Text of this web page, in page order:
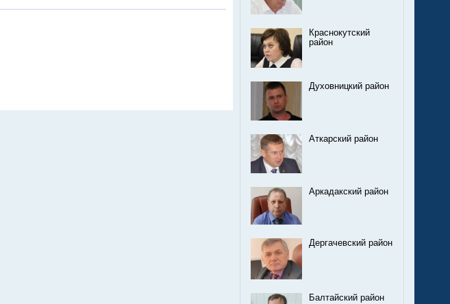
Краснокутский
район
Духовницкий район
Аткарский район
Аркадакский район
Дергачевский район
Балтайский район